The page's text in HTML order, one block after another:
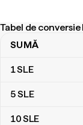
Tabel de
Tabel de conversie
SUMĂ
1SLE
5SLE
10SLE